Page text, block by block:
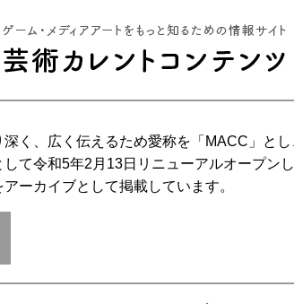
く、広く伝えるため愛称を「MACC」と
て令和5年2月13日リニューアルオープン
ーカイブとして掲載しています。